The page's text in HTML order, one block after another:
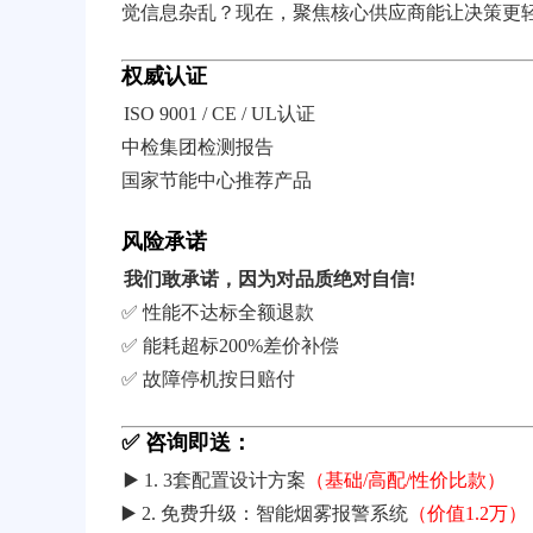
觉信息杂乱？现在，聚焦核心供应商能让决策更
权威认证
ISO 9001 / CE / UL认证
中检集团检测报告
国家节能中心推荐产品
风险承诺
我们敢承诺，因为对品质绝对自信!
✅ 性能不达标全额退款
✅ 能耗超标200%差价补偿
✅ 故障停机按日赔付
✅ 咨询即送：
▶️ 1. 3套配置设计方案 （基础/高配/性价比款）
▶️ 2. 免费升级：智能烟雾报警系统 （价值1.2万）